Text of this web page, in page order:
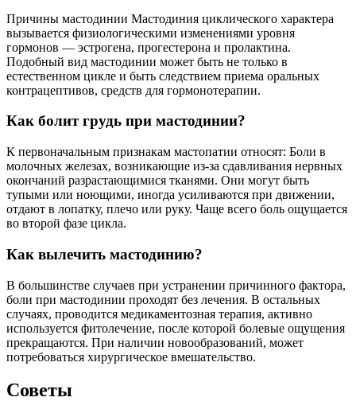
Причины мастодинии Мастодиния циклического характера
вызывается физиологическими изменениями уровня
гормонов — эстрогена, прогестерона и пролактина.
Подобный вид мастодинии может быть не только в
естественном цикле и быть следствием приема оральных
контрацептивов, средств для гормонотерапии.
Как болит грудь при мастодинии?
К первоначальным признакам мастопатии относят: Боли в
молочных железах, возникающие из-за сдавливания нервных
окончаний разрастающимися тканями. Они могут быть
тупыми или ноющими, иногда усиливаются при движении,
отдают в лопатку, плечо или руку. Чаще всего боль ощущается
во второй фазе цикла.
Как вылечить мастодинию?
В большинстве случаев при устранении причинного фактора,
боли при мастодинии проходят без лечения. В остальных
случаях, проводится медикаментозная терапия, активно
используется фитолечение, после которой болевые ощущения
прекращаются. При наличии новообразований, может
потребоваться хирургическое вмешательство.
Советы